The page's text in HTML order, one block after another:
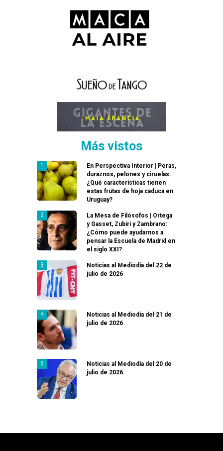
Más vistos
En Perspectiva Interior | Peras,
duraznos, pelones y ciruelas:
¿Qué características tienen
estas frutas de hoja caduca en
Uruguay?
La Mesa de Filósofos | Ortega
y Gasset, Zubiri y Zambrano:
¿Cómo puede ayudarnos a
pensar la Escuela de Madrid en
el siglo XXI?
Noticias al Mediodía del 22 de
julio de 2026
Noticias al Mediodía del 21 de
julio de 2026
Noticias al Mediodía del 20 de
julio de 2026